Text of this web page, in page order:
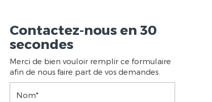
Contactez-nous en 30
secondes
Merci de bien vouloir remplir ce formulaire
afin de nous faire part de vos demandes.